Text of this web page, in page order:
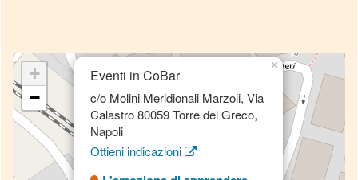
Eventi in CoBar
c/o Molini Meridionali Marzoli, Via
Calastro 80059 Torre del Greco,
Napoli
Ottieni indicazioni
×
+
−